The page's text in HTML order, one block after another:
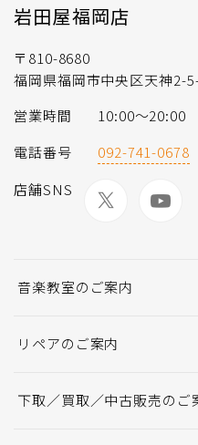
岩田屋福岡店
〒810-8680
福岡県福岡市中央区天神2-
営業時間
10:00〜20:00
電話番号
092-741-0678
店舗SNS
音楽教室のご案内
リペアのご案内
下取／買取／中古販売のご